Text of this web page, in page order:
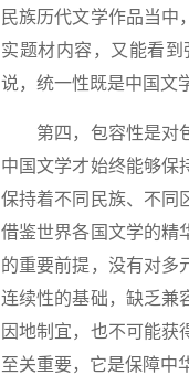
民族历代文学作品当中
实题材内容，又能看
说，统一性既是中国文
第四，包容性是对包
中国文学才始终能够保
保持着不同民族、不同
借鉴世界各国文学的精
的重要前提，没有对多
连续性的基础，缺乏兼
因地制宜，也不可能获
至关重要，它是保障中